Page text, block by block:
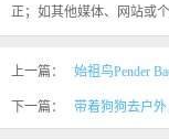
正；如其他媒体、网站或
上一篇： 始祖鸟Pender
下一篇： 带着狗狗去户